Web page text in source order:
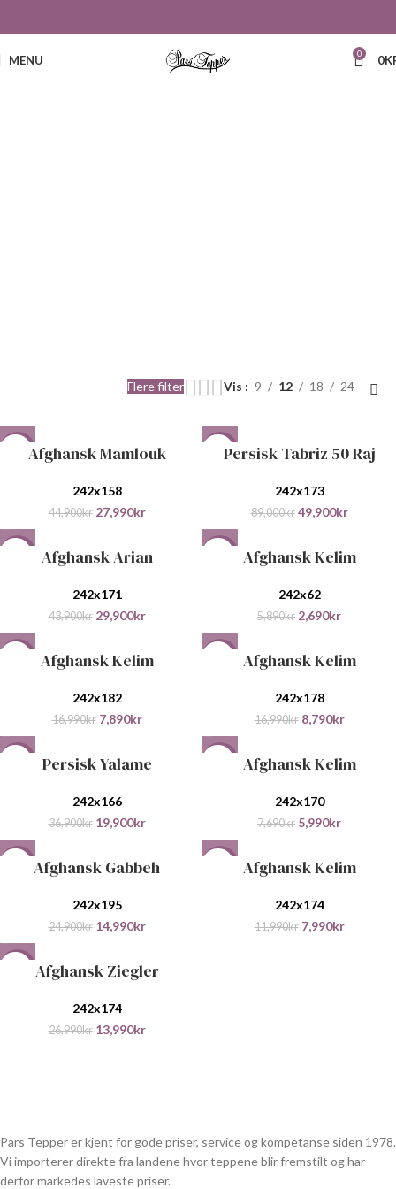
MENU 0 0
Flere filter Vis 9 12 18 24
Afghansk Mamlouk
242x158
44,900kr 27,990kr
-44%Persisk Tabriz 50 Raj
242x173
89,000kr 49,900kr
Afghansk Arian
242x171
43,900kr 29,900kr
Afghansk Kelim
242x62
5,890kr 2,690kr
Afghansk Kelim
242x182
16,990kr 7,890kr
Afghansk Kelim
242x178
16,990kr 8,790kr
Persisk Yalame
242x166
36,900kr 19,900kr
Afghansk Kelim
242x170
7,690kr 5,990kr
Afghansk Gabbeh
242x195
24,900kr 14,990kr
Afghansk Kelim
242x174
11,990kr 7,990kr
Afghansk Ziegler
242x174
26,990kr 13,990kr
Pars Tepper er kjent for gode priser, service og kompetanse siden 1978.
Vi importerer direkte fra landene hvor teppene blir fremstilt og har
derfor markedes laveste priser.